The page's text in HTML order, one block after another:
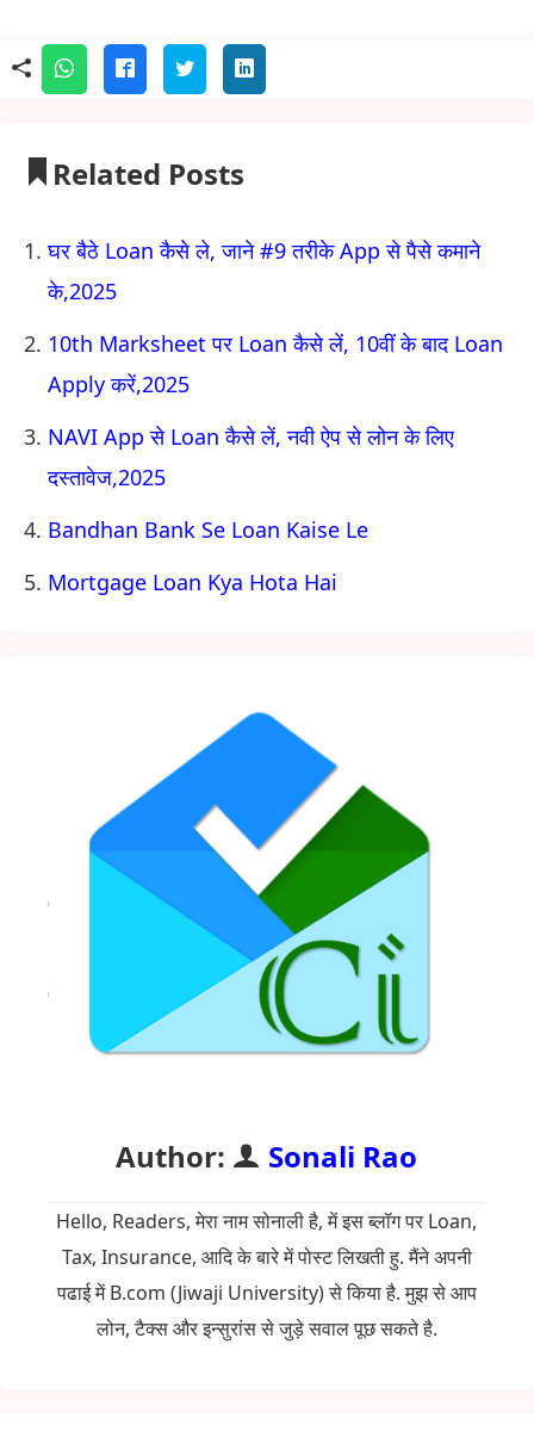
Related Posts
घर बैठे Loan कैसे ले, जाने #9 तरीके App से पैसे कमाने
के,2025
10th Marksheet पर Loan कैसे लें, 10वीं के बाद Loan
Apply करें,2025
NAVI App से Loan कैसे लें, नवी ऐप से लोन के लिए
दस्तावेज,2025
Bandhan Bank Se Loan Kaise Le
Mortgage Loan Kya Hota Hai
Author: Sonali Rao
Hello, Readers, मेरा नाम सोनाली है, में इस ब्लॉग पर Loan,
Tax, Insurance, आदि के बारे में पोस्ट लिखती हु. मैंने अपनी
पढाई में B.com (Jiwaji University) से किया है. मुझ से आप
लोन, टैक्स और इन्सुरांस से जुड़े सवाल पूछ सकते है.